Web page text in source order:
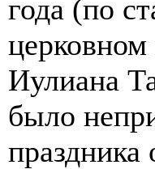
года (по
церковном
Иулиана
было